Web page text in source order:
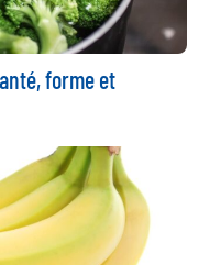
forme et